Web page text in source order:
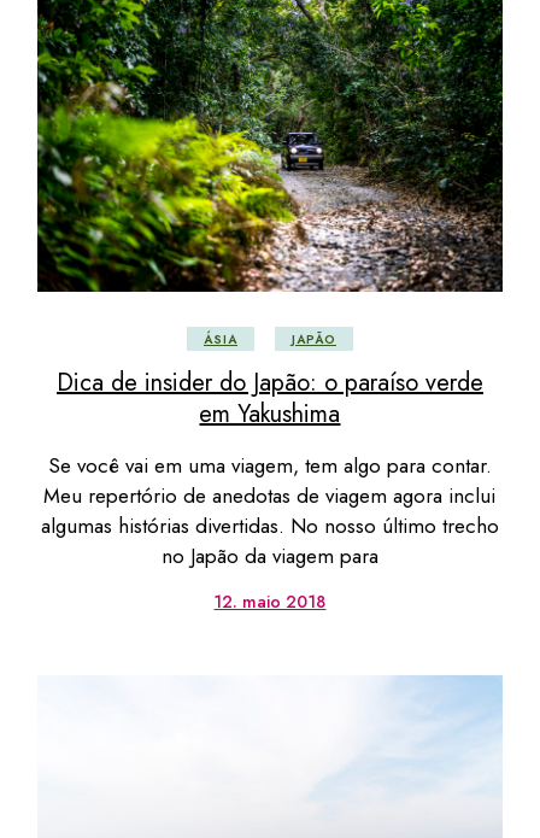
ÁSIA JAPÃO
Dica de insider do Japão: o paraíso verde
em Yakushima
Se você vai em uma viagem, tem algo para contar.
Meu repertório de anedotas de viagem agora inclui
algumas histórias divertidas. No nosso último trecho
no Japão da viagem para
12. maio 2018